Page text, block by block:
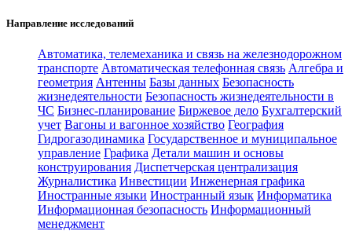
Направление исследований
Автоматика, телемеханика и связь на железнодорожном
транспорте Автоматическая телефонная связь Алгебра и
геометрия Антенны Базы данных Безопасность
жизнедеятельности Безопасность жизнедеятельности в
ЧС Бизнес-планирование Биржевое дело Бухгалтерский
учет Вагоны и вагонное хозяйство География
Гидрогазодинамика Государственное и муниципальное
управление Графика Детали машин и основы
конструирования Диспетчерская централизация
Журналистика Инвестиции Инженерная графика
Иностранные языки Иностранный язык Информатика
Информационная безопасность Информационный
менеджмент